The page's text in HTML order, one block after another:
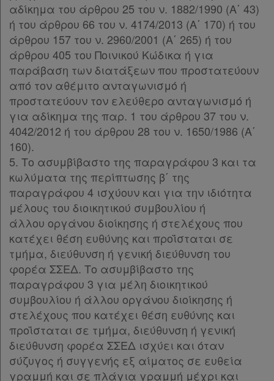
αδίκημα του άρθρου 25 του ν. 1882/1990 (Α΄ 43)
ή του άρθρου 66 του ν. 4174/2013 (Α΄ 170) ή του
άρθρου 157 του ν. 2960/2001 (Α΄ 265) ή του
άρθρου 405 του Ποινικού Κώδικα ή για
παράβαση των διατάξεων που προστατεύουν
από τον αθέμιτο ανταγωνισμό ή
προστατεύουν τον ελεύθερο ανταγωνισμό ή
για αδίκημα της παρ. 1 του άρθρου 37 του ν.
4042/2012 ή του άρθρου 28 του ν. 1650/1986 (Α΄
160).
5. Το ασυμβίβαστο της παραγράφου 3 και τα
κωλύματα της περίπτωσης β΄ της
παραγράφου 4 ισχύουν και για την ιδιότητα
μέλους του διοικητικού συμβουλίου ή
άλλου οργάνου διοίκησης ή στελέχους που
κατέχει θέση ευθύνης και προΐσταται σε
τμήμα, διεύθυνση ή γενική διεύθυνση του
φορέα ΣΣΕΔ. Το ασυμβίβαστο της
παραγράφου 3 για μέλη διοικητικού
συμβουλίου ή άλλου οργάνου διοίκησης ή
στελέχους που κατέχει θέση ευθύνης και
προΐσταται σε τμήμα, διεύθυνση ή γενική
διεύθυνση φορέα ΣΣΕΔ ισχύει και όταν
σύζυγος ή συγγενής εξ αίματος σε ευθεία
γραμμή και σε πλάγια γραμμή μέχρι και